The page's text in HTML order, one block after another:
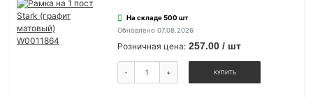
На складе 500 шт
Обновлено 07.08.2026
Розничная цена: 257.00 / шт
- + КУПИТЬ